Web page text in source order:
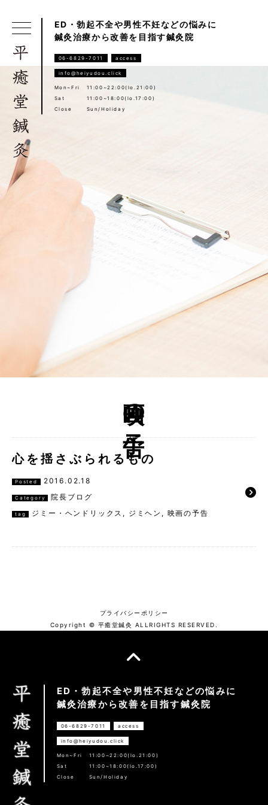
ED・勃起不全や男性不妊などの悩みに
鍼灸治療から改善を目指す鍼灸院
06-6829-7011 access
info@heiyudou.click
Mon~Fri
11:00~22:00(lo.21:00)
Sat
11:00~18:00(lo.17:00)
Close
Sun/Holiday
映画の予告
心を揺さぶられるもの
Posted 2016.02.18
Category 院長ブログ
tag ジミー・ヘンドリックス , ジミヘン , 映画の予告
プライバシーポリシー
Copyright © 平癒堂鍼灸 ALLRIGHTS RESERVED.
ED・勃起不全や男性不妊などの悩みに
鍼灸治療から改善を目指す鍼灸院
06-6829-7011 access
info@heiyudou.click
Mon~Fri
11:00~22:00(lo.21:00)
Sat
11:00~18:00(lo.17:00)
Close
Sun/Holiday